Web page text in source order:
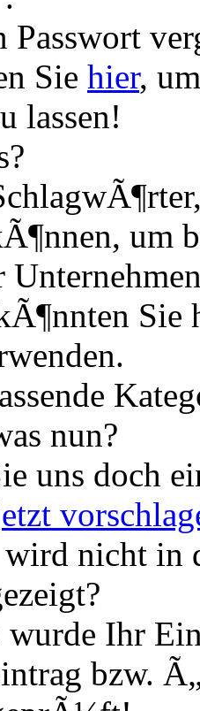
Passwort
Sie hier,
lassen!
um
Sie
nun?
uns doch
nicht in
Ihr
bzw.